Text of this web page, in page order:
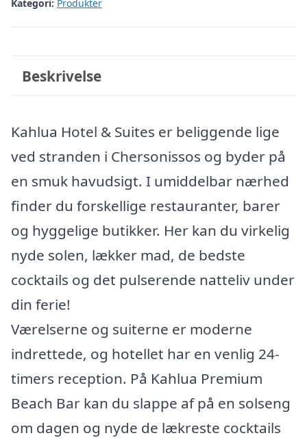
Kategori: Produkter
Beskrivelse
Kahlua Hotel & Suites er beliggende lige
ved stranden i Chersonissos og byder på
en smuk havudsigt. I umiddelbar nærhed
finder du forskellige restauranter, barer
og hyggelige butikker. Her kan du virkelig
nyde solen, lækker mad, de bedste
cocktails og det pulserende natteliv under
din ferie!
Værelserne og suiterne er moderne
indrettede, og hotellet har en venlig 24-
timers reception. På Kahlua Premium
Beach Bar kan du slappe af på en solseng
om dagen og nyde de lækreste cocktails